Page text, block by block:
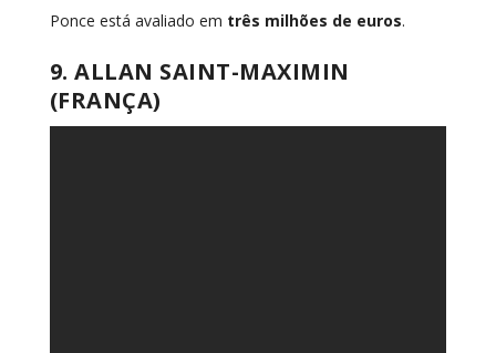
Ponce está avaliado em três milhões de euros.
9. ALLAN SAINT-MAXIMIN
(FRANÇA)